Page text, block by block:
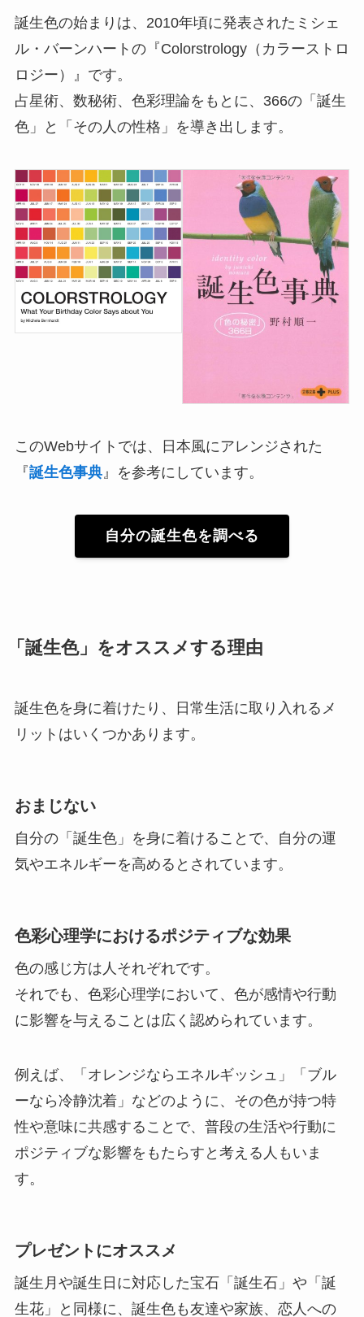
誕生色の始まりは、2010年頃に発表されたミシェ
ル・バーンハートの『Colorstrology（カラーストロ
ロジー）』です。
占星術、数秘術、色彩理論をもとに、366の「誕生
色」と「その人の性格」を導き出します。
このWebサイトでは、日本風にアレンジされた
『誕生色事典』を参考にしています。
自分の誕生色を調べる
「誕生色」をオススメする理由
誕生色を身に着けたり、日常生活に取り入れるメ
リットはいくつかあります。
おまじない
自分の「誕生色」を身に着けることで、自分の運
気やエネルギーを高めるとされています。
色彩心理学におけるポジティブな効果
色の感じ方は人それぞれです。
それでも、色彩心理学において、色が感情や行動
に影響を与えることは広く認められています。
例えば、「オレンジならエネルギッシュ」「ブル
ーなら冷静沈着」などのように、その色が持つ特
性や意味に共感することで、普段の生活や行動に
ポジティブな影響をもたらすと考える人もいま
す。
プレゼントにオススメ
誕生月や誕生日に対応した宝石「誕生石」や「誕
生花」と同様に、誕生色も友達や家族、恋人への